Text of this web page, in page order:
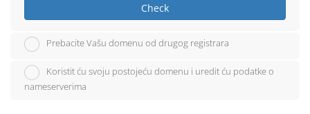
Check
Prebacite Vašu domenu od drugog registrara
Koristit ću svoju postojeću domenu i uredit ću podatke o
nameserverima